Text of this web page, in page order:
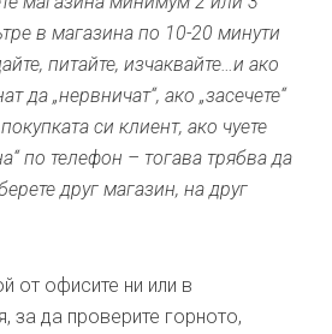
в магазина по 10-20 минути
питайте, изчаквайте…и ако
да „нервничат“, ако „засечете“
си клиент, ако чуете
по телефон – тогава трябва да
друг магазин, на друг
от офисите ни или в
за да проверите горното,